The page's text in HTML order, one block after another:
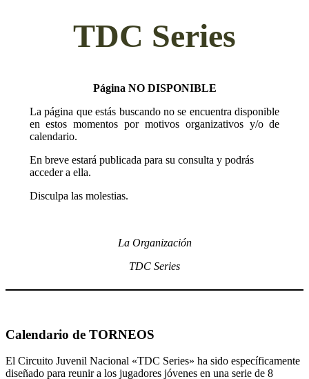
TDC Series
Página NO DISPONIBLE
La página que estás buscando no se encuentra disponible
en estos momentos por motivos organizativos y/o de
calendario.
En breve estará publicada para su consulta y podrás
acceder a ella.
Disculpa las molestias.
La Organización
TDC Series
Calendario de TORNEOS
El Circuito Juvenil Nacional «TDC Series» ha sido específicamente
diseñado para reunir a los jugadores jóvenes en una serie de 8